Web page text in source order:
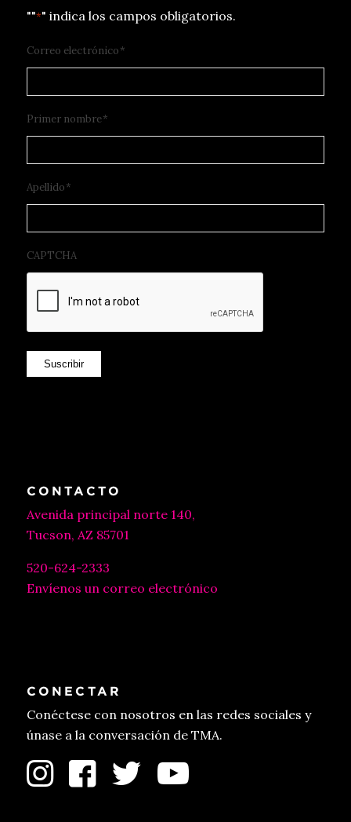
""*" indica los campos obligatorios.
Correo electrónico*
Primer nombre*
Apellido*
CAPTCHA
Suscribir
CONTACTO
Avenida principal norte 140,
Tucson, AZ 85701
520-624-2333
Envíenos un correo electrónico
CONECTAR
Conéctese con nosotros en las redes sociales y
únase a la conversación de TMA.